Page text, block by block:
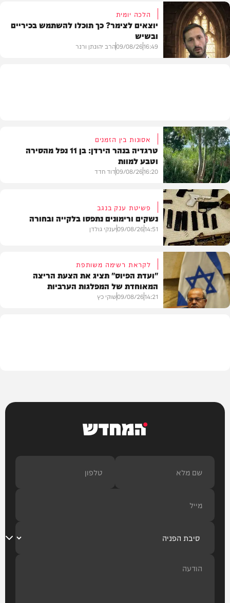
בעולם
הלכה יומית
יוצאים לצימר? כך תוכלו להשתמש בכיריים
ובשיש
16:49
09/08/26הרב יהונתן ורנר
בארץ
אסונות בין הזמנים
טרגדיה בנהר הירדן: בן 11 נפל מהסירה
וטבע למוות
16:20
09/08/26דוד חדד
משטרה
פשיטת ענק בנגב
נשקים ורימונים נתפסו בלקייה ובחורה
14:51
09/08/26יענקי גולדן
לקראת רשימה משותפת
"ועדת הפיוס" תציג את הצעת הריצה
המאוחדת של המפלגות הערביות
14:21
09/08/26שוקי כץ
המחדש